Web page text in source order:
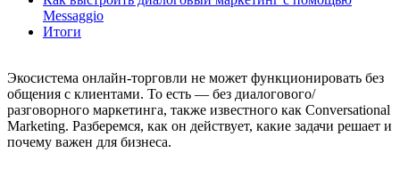
Messaggio
Итоги
Экосистема онлайн-торговли не может функционировать без
общения с клиентами. То есть — без диалогового/
разговорного маркетинга, также известного как Conversational
Marketing. Разберемся, как он действует, какие задачи решает и
почему важен для бизнеса.